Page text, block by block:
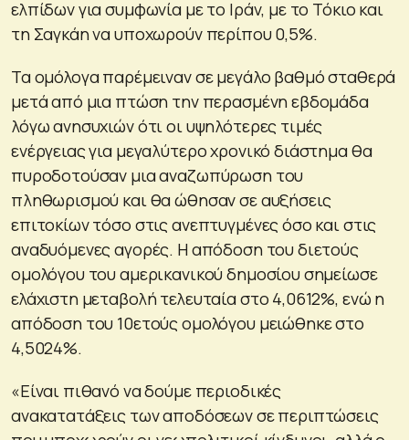
ελπίδων για συμφωνία με το Ιράν, με το Τόκιο και
τη Σαγκάη να υποχωρούν περίπου 0,5%.
Τα ομόλογα παρέμειναν σε μεγάλο βαθμό σταθερά
μετά από μια πτώση την περασμένη εβδομάδα
λόγω ανησυχιών ότι οι υψηλότερες τιμές
ενέργειας για μεγαλύτερο χρονικό διάστημα θα
πυροδοτούσαν μια αναζωπύρωση του
πληθωρισμού και θα ώθησαν σε αυξήσεις
επιτοκίων τόσο στις ανεπτυγμένες όσο και στις
αναδυόμενες αγορές. Η απόδοση του διετούς
ομολόγου του αμερικανικού δημοσίου σημείωσε
ελάχιστη μεταβολή τελευταία στο 4,0612%, ενώ η
απόδοση του 10ετούς ομολόγου μειώθηκε στο
4,5024%.
«Είναι πιθανό να δούμε περιοδικές
ανακατατάξεις των αποδόσεων σε περιπτώσεις